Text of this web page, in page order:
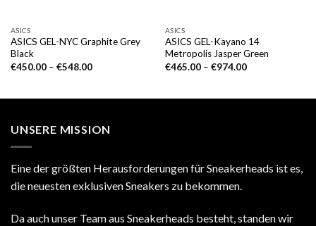
ASICS
ASICS GEL-NYC Graphite Grey
Black
€450.00– €548.00
ASICS
ASICS GEL-Kayano 14
Metropolis Jasper Green
€465.00– €974.00
UNSERE MISSION
Eine der größten Herausforderungen für Sneakerheads ist es,
die neuesten exklusiven Sneakers zu bekommen.
Da auch unser Team aus Sneakerheads besteht, standen wir